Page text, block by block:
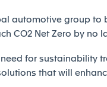
automotive group to
CO2 Net Zero by no
for sustainability
that will